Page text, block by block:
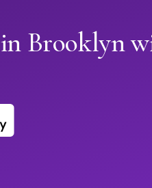
in Brooklyn